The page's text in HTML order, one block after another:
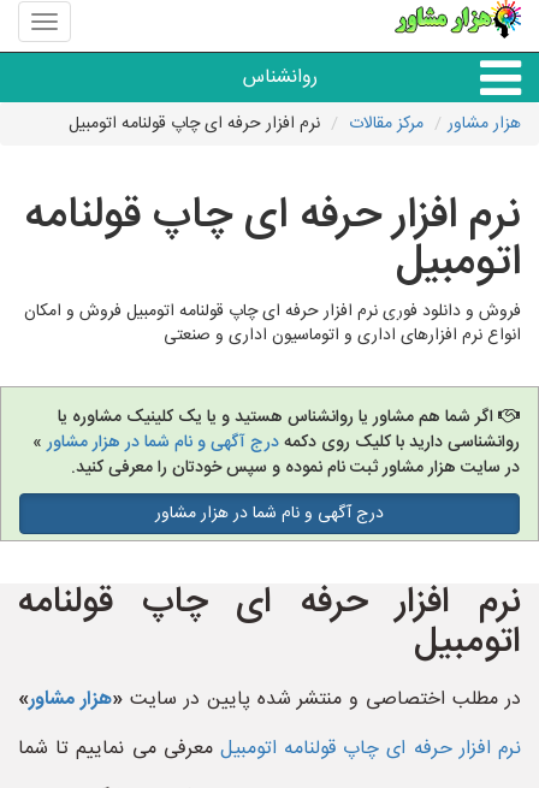
منوی
سایت
مشاور
روانشناس
گروه روانشناسی
هزار مشاور مرکز مقالات نرم افزار حرفه ای چاپ قولنامه اتومبیل
نرم افزار حرفه ای چاپ قولنامه
اتومبیل
فروش و دانلود فوری نرم افزار حرفه ای چاپ قولنامه اتومبیل فروش و امکان
انواع نرم افزارهای اداری و اتوماسیون اداری و صنعتی
اگر شما هم مشاور یا روانشناس هستید و یا یک کلینیک مشاوره یا
روانشناسی دارید با کلیک روی دکمهدرج آگهی و نام شما در هزار مشاور»
در سایت هزار مشاور ثبت نام نموده و سپس خودتان را معرفی کنید.
درج آگهی و نام شما در هزار مشاور
نرم افزار حرفه ای چاپ قولنامه
اتومبیل
در مطلب اختصاصی و منتشر شده پایین در سایت«هزار مشاور»
نرم افزار حرفه ای چاپ قولنامه اتومبیل معرفی می نماییم تا شما